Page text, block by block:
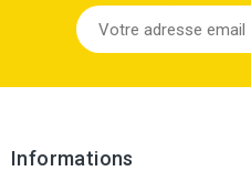
Informations